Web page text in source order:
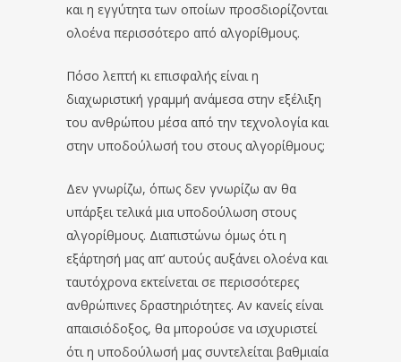
και η εγγύτητα των οποίων προσδιορίζονται
ολοένα περισσότερο από αλγορίθμους.
Πόσο λεπτή κι επισφαλής είναι η
διαχωριστική γραμμή ανάμεσα στην εξέλιξη
του ανθρώπου μέσα από την τεχνολογία και
στην υποδούλωσή του στους αλγορίθμους;
Δεν γνωρίζω, όπως δεν γνωρίζω αν θα
υπάρξει τελικά μια υποδούλωση στους
αλγορίθμους. Διαπιστώνω όμως ότι η
εξάρτησή μας απ’ αυτούς αυξάνει ολοένα και
ταυτόχρονα εκτείνεται σε περισσότερες
ανθρώπινες δραστηριότητες. Αν κανείς είναι
απαισιόδοξος, θα μπορούσε να ισχυριστεί
ότι η υποδούλωσή μας συντελείται βαθμιαία